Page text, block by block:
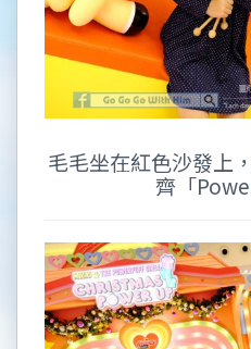
毛毛坐在紅色沙發上
齊「